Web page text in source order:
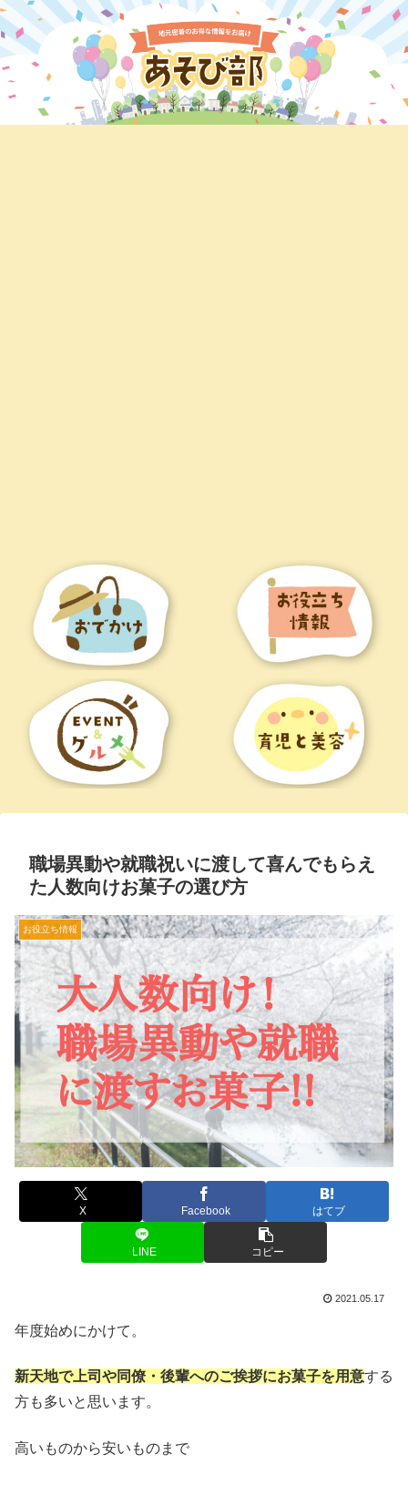
職場異動や就職祝いに渡して喜んでもらえ
た人数向けお菓子の選び方
お役立ち情報
X Facebook はてブ
LINE コピー
2021.05.17
年度始めにかけて。
新天地で上司や同僚・後輩へのご挨拶にお菓子を用意する
方も多いと思います。
高いものから安いものまで